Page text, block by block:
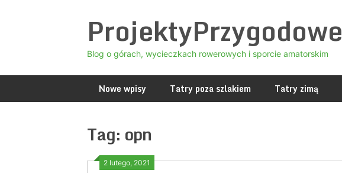
ProjektyPrzygodowe
Blog o górach, wycieczkach rowerowych i sporcie amatorskim
Nowe wpisy Tatry poza szlakiem Tatry zimą
Tag: opn
2 lutego, 2021